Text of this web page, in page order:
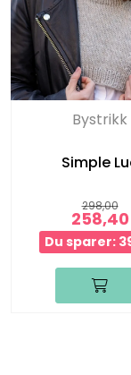
Bystrikk
Simple
298,00
258,40
Du sparer: